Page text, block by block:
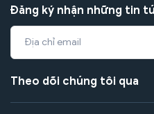
Đăng ký nhận những tin
Theo dõi chúng tôi qua